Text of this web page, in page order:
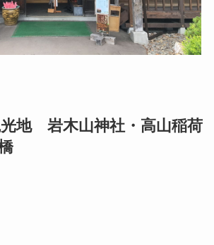
地 岩木山神社・高山稲荷